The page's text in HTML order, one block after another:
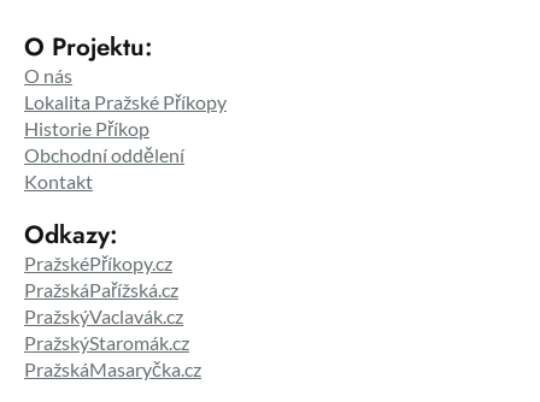
O Projektu:
O nás
Lokalita Pražské Příkopy
Historie Příkop
Obchodní oddělení
Kontakt
Odkazy:
PražskéPříkopy.cz
PražskáPařížská.cz
PražskýVaclavák.cz
PražskýStaromák.cz
PražskáMasaryčka.cz